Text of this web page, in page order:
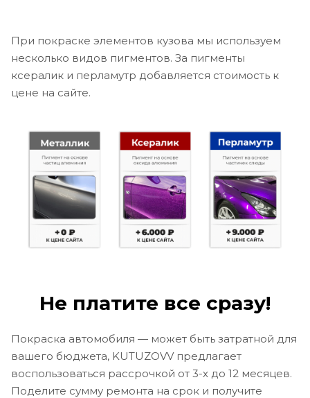
При покраске элементов кузова мы используем
несколько видов пигментов. За пигменты
ксералик и перламутр добавляется стоимость к
цене на сайте.
Не платите все сразу!
Покраска автомобиля — может быть затратной для
вашего бюджета, KUTUZOVV предлагает
воспользоваться рассрочкой от 3-х до 12 месяцев.
Поделите сумму ремонта на срок и получите